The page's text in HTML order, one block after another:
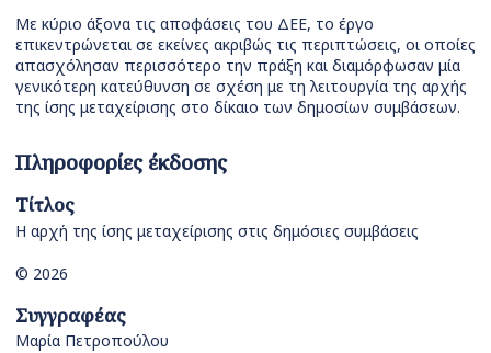
Με κύριο άξονα τις αποφάσεις του ΔΕΕ, το έργο
επικεντρώνεται σε εκείνες ακριβώς τις περιπτώσεις, οι οποίες
απασχόλησαν περισσότερο την πράξη και διαμόρφωσαν μία
γενικότερη κατεύθυνση σε σχέση με τη λειτουργία της αρχής
της ίσης μεταχείρισης στο δίκαιο των δημοσίων συμβάσεων.
Πληροφορίες έκδοσης
Τίτλος
Η αρχή της ίσης μεταχείρισης στις δημόσιες συμβάσεις
© 2026
Συγγραφέας
Μαρία Πετροπούλου